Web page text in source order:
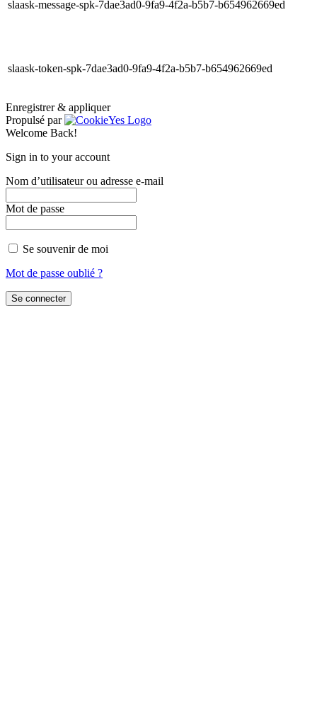
slaask-message-spk-7dae3ad0-9fa9-4f2a-b5b7-b654962669ed
slaask-token-spk-7dae3ad0-9fa9-4f2a-b5b7-b654962669ed
Enregistrer & appliquer
Propulsé par
Welcome Back!
Sign in to your account
Nom d’utilisateur ou adresse e-mail
Mot de passe
Se souvenir de moi
Mot de passe oublié ?